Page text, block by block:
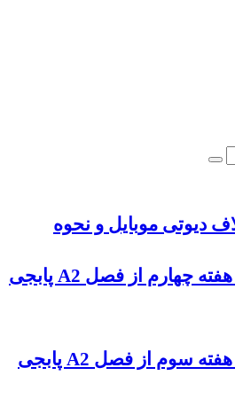
دیوتی موبایل و نحوه
ترجمه ماموریت های هفته چهارم از فصل A2 پابجی
ترجمه ماموریت های هفته سوم از فصل A2 پابجی